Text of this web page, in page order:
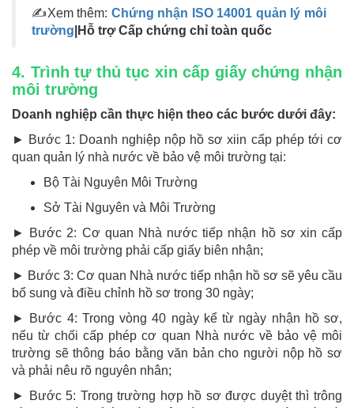
✍Xem thêm: Chứng nhận ISO 14001 quản lý môi
trường |Hỗ trợ Cấp chứng chỉ toàn quốc
4. Trình tự thủ tục xin cấp giấy chứng nhận
môi trường
Doanh nghiệp cần thực hiện theo các bước dưới đây:
► Bước 1: Doanh nghiệp nộp hồ sơ xiin cấp phép tới cơ
quan quản lý nhà nước về bảo vệ môi trường tại:
Bộ Tài Nguyên Môi Trường
Sở Tài Nguyên và Môi Trường
► Bước 2: Cơ quan Nhà nước tiếp nhận hồ sơ xin cấp
phép về môi trường phải cấp giấy biên nhận;
► Bước 3: Cơ quan Nhà nước tiếp nhận hồ sơ sẽ yêu cầu
bổ sung và điều chỉnh hồ sơ trong 30 ngày;
► Bước 4: Trong vòng 40 ngày kể từ ngày nhận hồ sơ,
nếu từ chối cấp phép cơ quan Nhà nước về bảo vệ môi
trường sẽ thông báo bằng văn bản cho người nộp hồ sơ
và phải nêu rõ nguyên nhân;
► Bước 5: Trong trường hợp hồ sơ được duyệt thì trông